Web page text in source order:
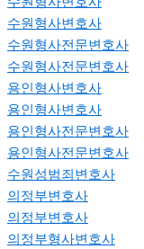
수원형사변호사
수원형사전문변호사
수원형사전문변호사
용인형사변호사
용인형사변호사
용인형사전문변호사
용인형사전문변호사
수원성범죄변호사
의정부변호사
의정부변호사
의정부형사변호사